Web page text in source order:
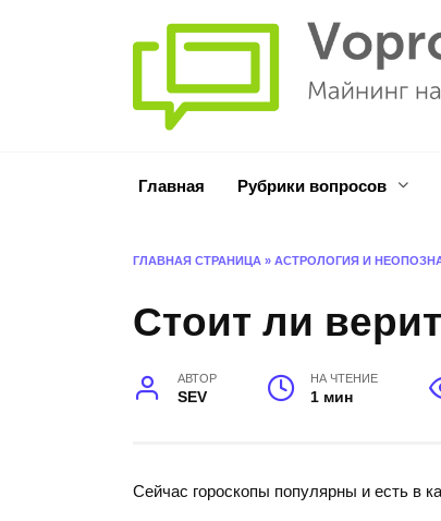
Главная Рубрики вопросов
ГЛАВНАЯ СТРАНИЦА » АСТРОЛОГИЯ И
Стоит ли
АВТОР
SEV
НА ЧТЕНИЕ
1 мин
Сейчас гороскопы популярны и есть в